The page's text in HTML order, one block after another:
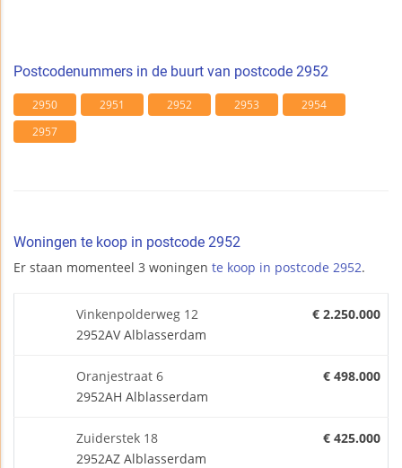
Postcodenummers in de buurt van postcode 2952
2950 2951 2952 2953
2954
2957
Woningen te koop in postcode 2952
Er staan momenteel 3 woningen te koop in postcode 2952.
Vinkenpolderweg 12
2952AV Alblasserdam
€ 2.250.000
Oranjestraat 6
2952AH Alblasserdam
€ 498.000
Zuiderstek 18
2952AZ Alblasserdam
€ 425.000